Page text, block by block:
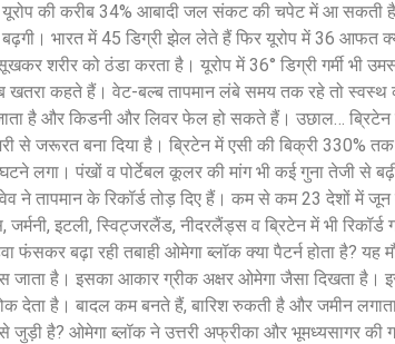
की करीब 34% आबादी जल संकट की चपेट में आ सकती
बढ़गी। भारत में 45 डिग्री झेल लेते हैं फिर यूरोप में 36 आफत
सूखकर शरीर को ठंडा करता है। यूरोप में 36° डिग्री गर्मी भी
खतरा कहते हैं। वेट-बल्ब तापमान लंबे समय तक रहे तो स्वस्थ
है और किडनी और लिवर फेल हो सकते हैं। उछाल… ब्रिटेन
से जरूरत बना दिया है। ब्रिटेन में एसी की बिक्री 330%
लगा। पंखों व पोर्टेबल कूलर की मांग भी कई गुना तेजी से
ने तापमान के रिकॉर्ड तोड़ दिए हैं। कम से कम 23 देशों में जून
इटली, स्विट्जरलैंड, नीदरलैंड्स व ब्रिटेन में भी रिकॉर्ड
फंसकर बढ़ा रही तबाही ओमेगा ब्लॉक क्या पैटर्न होता है? यह
है। इसका आकार ग्रीक अक्षर ओमेगा जैसा दिखता है। इस
देता है। बादल कम बनते हैं, बारिश रुकती है और जमीन लगातार
है? ओमेगा ब्लॉक ने उत्तरी अफ्रीका और भूमध्यसागर की